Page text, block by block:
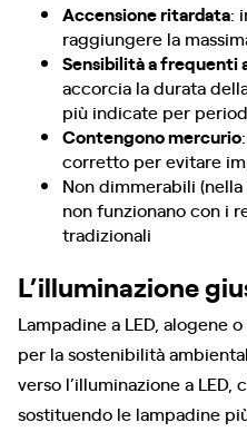
Accensione ritardata:
raggiungere la
Sensibilità a frequenti
accorcia la durata
più indicate per
Contengono mercurio
corretto per evitare
Non dimmerabili
non funzionano con i
tradizionali
L’illuminazione
Lampadine a LED, alogene
per la sostenibilità
verso l’illuminazione a
sostituendo le lampadine